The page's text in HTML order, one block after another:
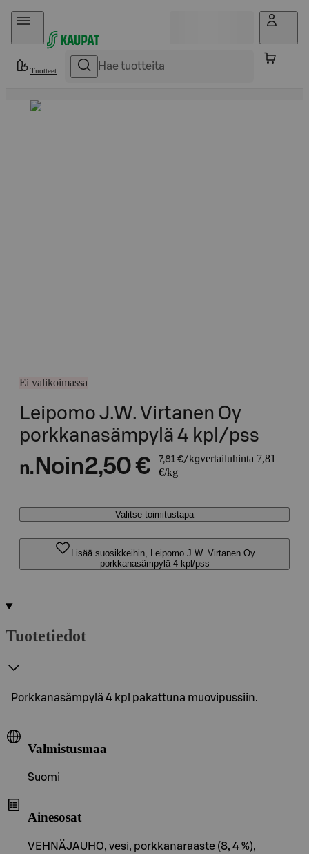
Hyppää sisältöön
Tuotteet
Ei valikoimassa
Leipomo J.W. Virtanen Oy
porkkanasämpylä 4 kpl/pss
n. Noin2,50 € 7,81 €/kgvertailuhinta 7,81
€/kg
Valitse toimitustapa
Lisää suosikkeihin, Leipomo J.W. Virtanen Oy
porkkanasämpylä 4 kpl/pss
Tuotetiedot
Porkkanasämpylä 4 kpl pakattuna muovipussiin.
Valmistusmaa
Suomi
Ainesosat
VEHNÄJAUHO, vesi, porkkanaraaste (8, 4 %),